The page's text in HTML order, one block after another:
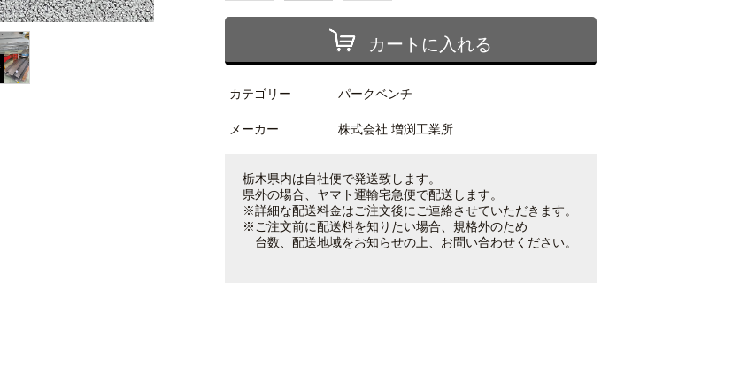
カートに入れる
カテゴリー パークベンチ
メーカー 株式会社 増渕工業所
栃木県内は自社便で発送致します。
県外の場合、ヤマト運輸宅急便で配送します。
※詳細な配送料金はご注文後にご連絡させていただきます。
※ご注文前に配送料を知りたい場合、規格外のため
台数、配送地域をお知らせの上、お問い合わせください。